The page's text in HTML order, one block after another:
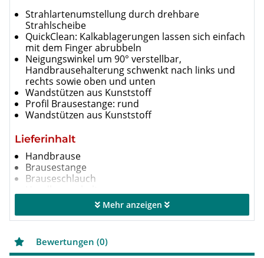
Strahlartenumstellung durch drehbare
Strahlscheibe
QuickClean: Kalkablagerungen lassen sich einfach
mit dem Finger abrubbeln
Neigungswinkel um 90° verstellbar,
Handbrausehalterung schwenkt nach links und
rechts sowie oben und unten
Wandstützen aus Kunststoff
Profil Brausestange: rund
Wandstützen aus Kunststoff
Lieferinhalt
Handbrause
Brausestange
Brauseschlauch
Modell Einheit
Brauseset Crometta 85
Vario
Strahlarten
Mehr anzeigen
Bewertungen (0)